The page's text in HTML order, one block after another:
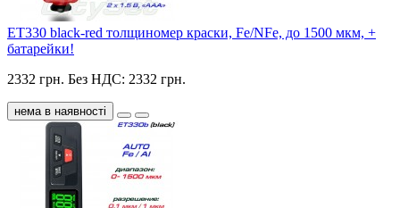
ET330 black-red толщиномер краски, Fe/NFe, до 1500 мкм, +
батарейки!
2332 грн. Без НДС: 2332 грн.
нема в наявності